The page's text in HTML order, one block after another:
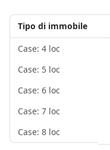
Tipo di immobile
Case: 4 loc
Case: 5 loc
Case: 6 loc
Case: 7 loc
Case: 8 loc